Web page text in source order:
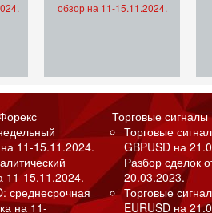
обзор на 11-15.11.2024.
11-15.11.2024.
11-15.11.2024.
среднесрочная
на 11-
Торговые сигналы
Торговые
GBPUSD на
Разбор сделок
20.03.2023.
Торговые
EURUSD на